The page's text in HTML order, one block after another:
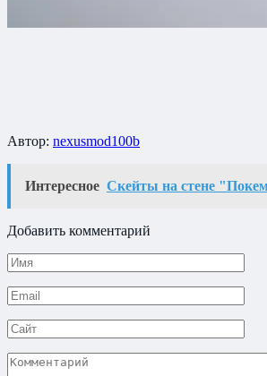
Автор: nexusmod100b
Интересное Скейты на стене
Добавить комментарий
Имя
*
Email
*
Сайт
Комментарий